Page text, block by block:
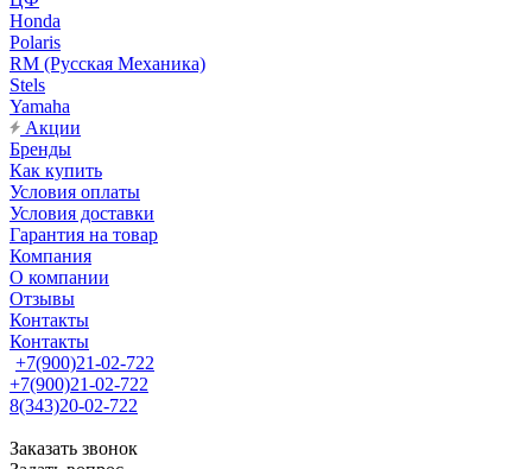
Honda
Polaris
RM (Русская Механика)
Stels
Yamaha
Акции
Бренды
Как купить
Условия оплаты
Условия доставки
Гарантия на товар
Компания
О компании
Отзывы
Контакты
Контакты
+7(900)21-02-722
+7(900)21-02-722
8(343)20-02-722
Заказать звонок